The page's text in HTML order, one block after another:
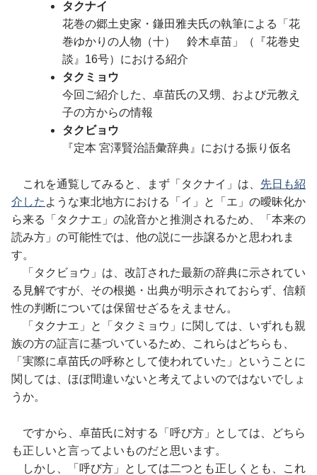
タクナイ
花巻の郷土史家・鎌田雅夫氏の執筆による「花
巻ゆかりの人物（十） 鈴木卓苗」（『花巻史
談』16号）における紹介
タクミョウ
今回ご紹介した、卓苗氏の又甥、および元教え
子の方からの情報
タクビョウ
『定本 宮澤賢治語彙辞典』における振り仮名
これを通覧してみると、まず「タクナイ」は、 先日も紹
介した ような東北地方における「イ」と「エ」の曖昧化か
ら来る「タクナエ」の訛音かと推測されるため、「本来の
読み方」の可能性では、他の説に一歩譲るかと思われま
す。
「タクビョウ」は、改訂された最新の辞典に示されてい
る見解ですが、その根拠・出典が明示されておらず、信頼
性の判断については保留せざるをえません。
「タクナエ」と「タクミョウ」に関しては、いずれも親
族の方の証言に基づいているため、これらはどちらも、
「実際に卓苗氏の呼称として使われていた」ということに
関しては、ほぼ間違いないと考えてよいのではないでしょ
うか。
ですから、卓苗氏に対する「呼び方」としては、どちら
も正しいと言ってよいものだと思います。
しかし、「呼び方」としては二つとも正しくとも、これ